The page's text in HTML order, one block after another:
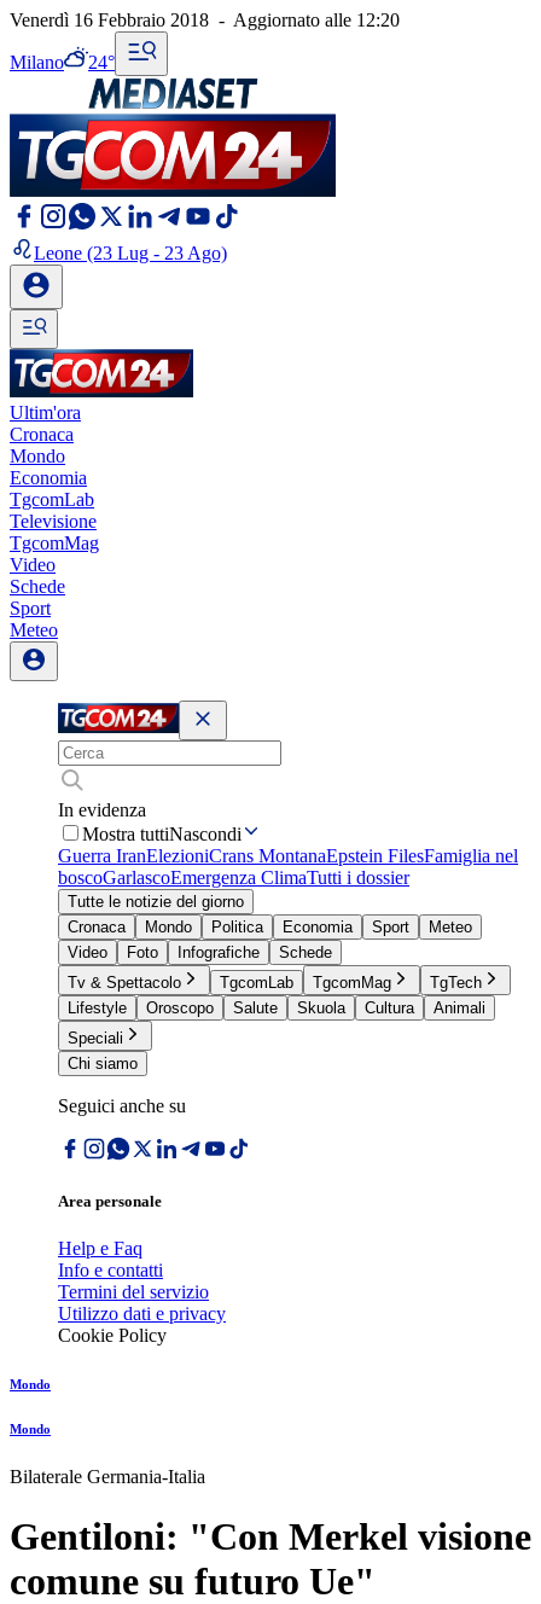
Venerdì 16 Febbraio 2018 - Aggiornato alle 12:20
Milano 24°
Leone (23 Lug - 23 Ago)
Ultim'ora
Cronaca
Mondo
Economia
TgcomLab
Televisione
TgcomMag
Video
Schede
Sport
Meteo
In evidenza
Mostra tuttiNascondi
Guerra IranElezioniCrans MontanaEpstein FilesFamiglia nel
boscoGarlascoEmergenza ClimaTutti i dossier
Tutte le notizie del giorno
Cronaca
Mondo Politica Economia Sport
Meteo
Video
Foto Infografiche
Schede
Tv & Spettacolo
TgcomLab TgcomMag
TgTech
Lifestyle
Oroscopo Salute Skuola Cultura
Animali
Speciali
Chi siamo
Seguici anche su
Area personale
Help e Faq
Info e contatti
Termini del servizio
Utilizzo dati e privacy
Cookie Policy
Mondo
Mondo
Bilaterale Germania-Italia
Gentiloni: "Con Merkel visione
comune su futuro Ue"